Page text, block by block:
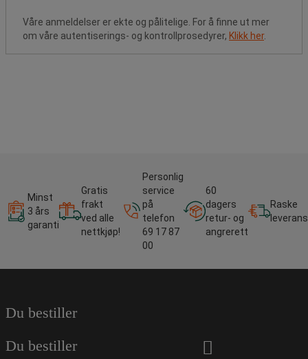
Våre anmeldelser er ekte og pålitelige. For å finne ut mer
om våre autentiserings- og kontrollprosedyrer, Klikk her.
Minst
3 års
garanti
Gratis
frakt
ved alle
nettkjøp!
Personlig
service
på
telefon
69 17 87
00
60
dagers
retur- og
angrerett
Raske
Du bestiller
Du bestiller